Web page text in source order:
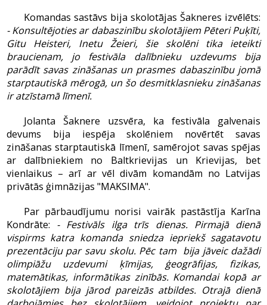
Komandas sastāvs bija skolotājas Šakneres izvēlēts:
- Konsultējoties ar dabaszinību skolotājiem Pēteri Puķīti,
Gitu Heisteri, Inetu Žeieri, šie skolēni tika ieteikti
braucienam, jo festivāla dalībnieku uzdevums bija
parādīt savas zināšanas un prasmes dabaszinību jomā
starptautiskā mērogā, un šo desmitklasnieku zināšanas
ir atzīstamā līmenī.
Jolanta Šaknere uzsvēra, ka festivāla galvenais
devums bija iespēja skolēniem novērtēt savas
zināšanas starptautiskā līmenī, samērojot savas spējas
ar dalībniekiem no Baltkrievijas un Krievijas, bet
vienlaikus – arī ar vēl divām komandām no Latvijas
privātās ģimnāzijas "MAKSIMA".
Par pārbaudījumu norisi vairāk pastāstīja Karīna
Kondrāte: - Festivāls ilga trīs dienas. Pirmajā dienā
vispirms katra komanda sniedza iepriekš sagatavotu
prezentāciju par savu skolu. Pēc tam bija jāveic dažādi
olimpiāžu uzdevumi ķīmijas, ģeogrāfijas, fizikas,
matemātikas, informātikas zinībās. Komandai kopā ar
skolotājiem bija jārod pareizās atbildes. Otrajā dienā